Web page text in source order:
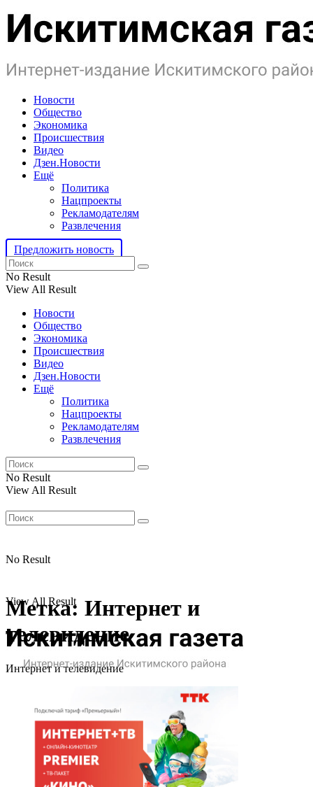
Новости
Общество
Экономика
Происшествия
Видео
Дзен.Новости
Ещё
Политика
Нацпроекты
Рекламодателям
Развлечения
Предложить новость
No Result
View All Result
Новости
Общество
Экономика
Происшествия
Видео
Дзен.Новости
Ещё
Политика
Нацпроекты
Рекламодателям
Развлечения
No Result
View All Result
No Result
View All Result
Метка: Интернет и
телевидение
Интернет и телевидение